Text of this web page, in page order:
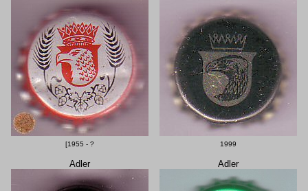
[1955 - ? 1999
Adler Adler